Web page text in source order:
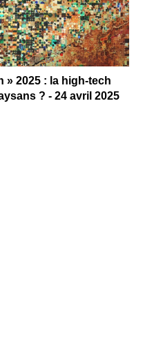
» 2025 : la high-tech
? - 24 avril 2025